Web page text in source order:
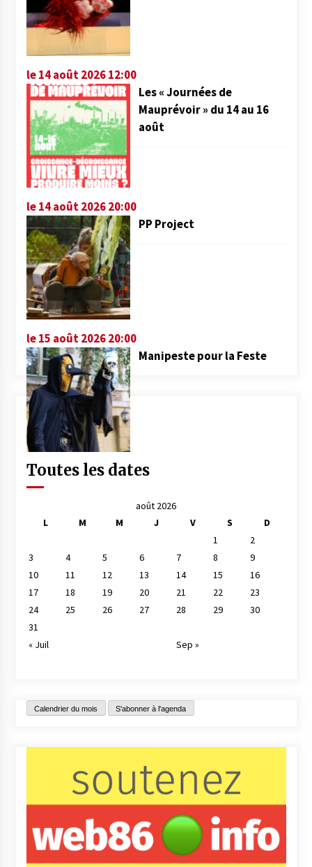
le 14 août 2026 12:00
Les « Journées de
Mauprévoir » du 14 au 16
août
le 14 août 2026 20:00
PP Project
le 15 août 2026 20:00
Manipeste pour la Feste
Toutes les dates
août 2026
L
M M J V S
D
1
2
3
4 5 6 7 8
9
10
11 12 13 14 15
16
17
18 19 20 21 22
23
24
25 26 27 28 29
30
31
« Juil
Sep »
Calendrier du mois S'abonner à l'agenda